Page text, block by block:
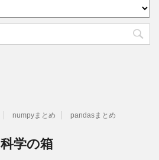
numpyまとめ pandasまとめ
科学の箱